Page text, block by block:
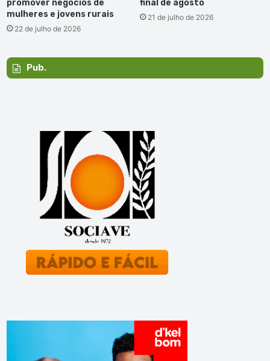
promover negócios de
mulheres e jovens rurais
22 de julho de 2026
final de agosto
21 de julho de 2026
Pub.